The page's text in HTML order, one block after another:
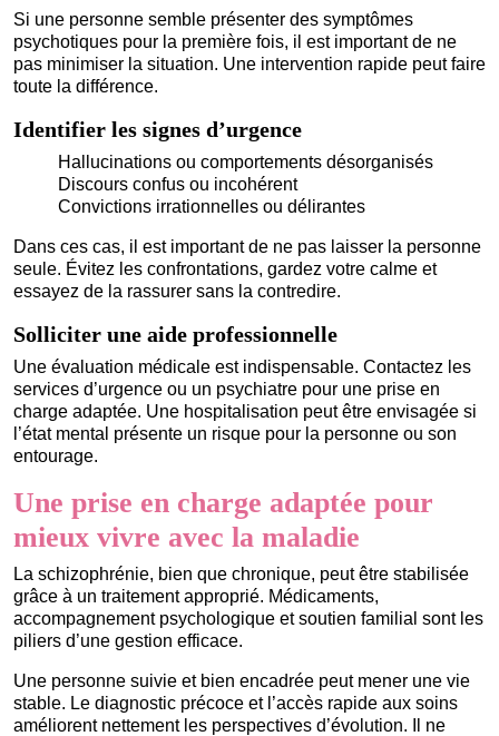
Si une personne semble présenter des symptômes
psychotiques pour la première fois, il est important de ne
pas minimiser la situation. Une intervention rapide peut faire
toute la différence.
Identifier les signes d’urgence
Hallucinations ou comportements désorganisés
Discours confus ou incohérent
Convictions irrationnelles ou délirantes
Dans ces cas, il est important de ne pas laisser la personne
seule. Évitez les confrontations, gardez votre calme et
essayez de la rassurer sans la contredire.
Solliciter une aide professionnelle
Une évaluation médicale est indispensable. Contactez les
services d’urgence ou un psychiatre pour une prise en
charge adaptée. Une hospitalisation peut être envisagée si
l’état mental présente un risque pour la personne ou son
entourage.
Une prise en charge adaptée pour
mieux vivre avec la maladie
La schizophrénie, bien que chronique, peut être stabilisée
grâce à un traitement approprié. Médicaments,
accompagnement psychologique et soutien familial sont les
piliers d’une gestion efficace.
Une personne suivie et bien encadrée peut mener une vie
stable. Le diagnostic précoce et l’accès rapide aux soins
améliorent nettement les perspectives d’évolution. Il ne